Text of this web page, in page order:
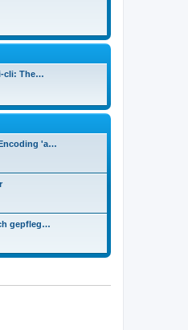
cli: The…
'a…
gepfleg…